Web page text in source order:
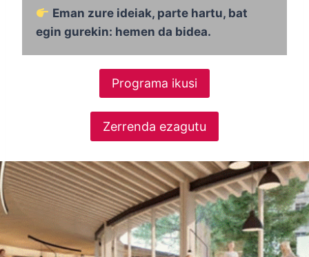
Eman zure ideiak, parte hartu, bat
egin gurekin: hemen da bidea.
Programa ikusi
Zerrenda ezagutu